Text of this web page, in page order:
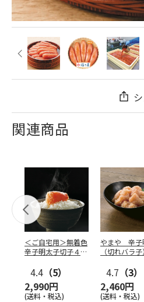
関連商品
＜ご自宅用＞無着色
辛子明太子切子４６
4.4 （5）
2,990円
(送料・税込)
やまや 辛子
（切れバラ子）
4.7 （3）
2,460円
(送料・税込)